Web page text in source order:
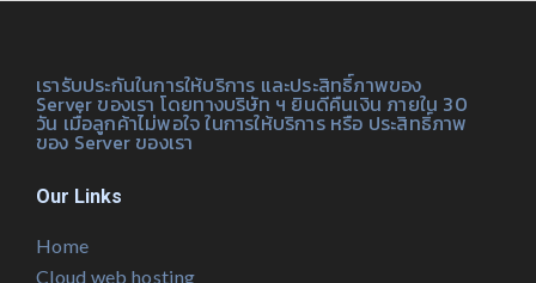
เรารับประกันในการให้บริการ และประสิทธิ์ภาพของ
Server ของเรา โดยทางบริษัท ฯ ยินดีคืนเงิน ภายใน 30
วัน เมื่อลูกค้าไม่พอใจ ในการให้บริการ หรือ ประสิทธิ์ภาพ
ของ Server ของเรา
Our Links
Home
Cloud web hosting